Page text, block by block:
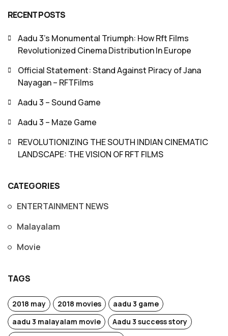
RECENT POSTS
Aadu 3’s Monumental Triumph: How Rft Films
Revolutionized Cinema Distribution In Europe
Official Statement: Stand Against Piracy of Jana
Nayagan – RFTFilms
Aadu 3 – Sound Game
Aadu 3 – Maze Game
REVOLUTIONIZING THE SOUTH INDIAN CINEMATIC
LANDSCAPE: THE VISION OF RFT FILMS
CATEGORIES
ENTERTAINMENT NEWS
Malayalam
Movie
TAGS
2018 may 2018 movies
aadu 3 game
aadu 3 malayalam movie
Aadu 3 success story